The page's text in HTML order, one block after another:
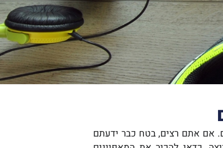
אם אתם רצים, בטח כבר ידעתם